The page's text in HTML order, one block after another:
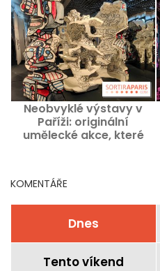
Neobvyklé výstavy v
Paříži: originální
umělecké akce, které
KOMENTÁŘE
Dnes
Tento víkend